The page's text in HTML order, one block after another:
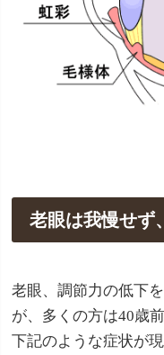
老眼は我慢せず
老眼、調節力の低下
が、多くの方は40歳
下記のような症状が